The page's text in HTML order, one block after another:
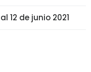
12 de junio 2021